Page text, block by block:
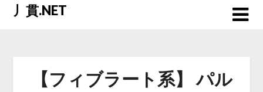
Skip丿貫.NET
【フィブラート系】 パル